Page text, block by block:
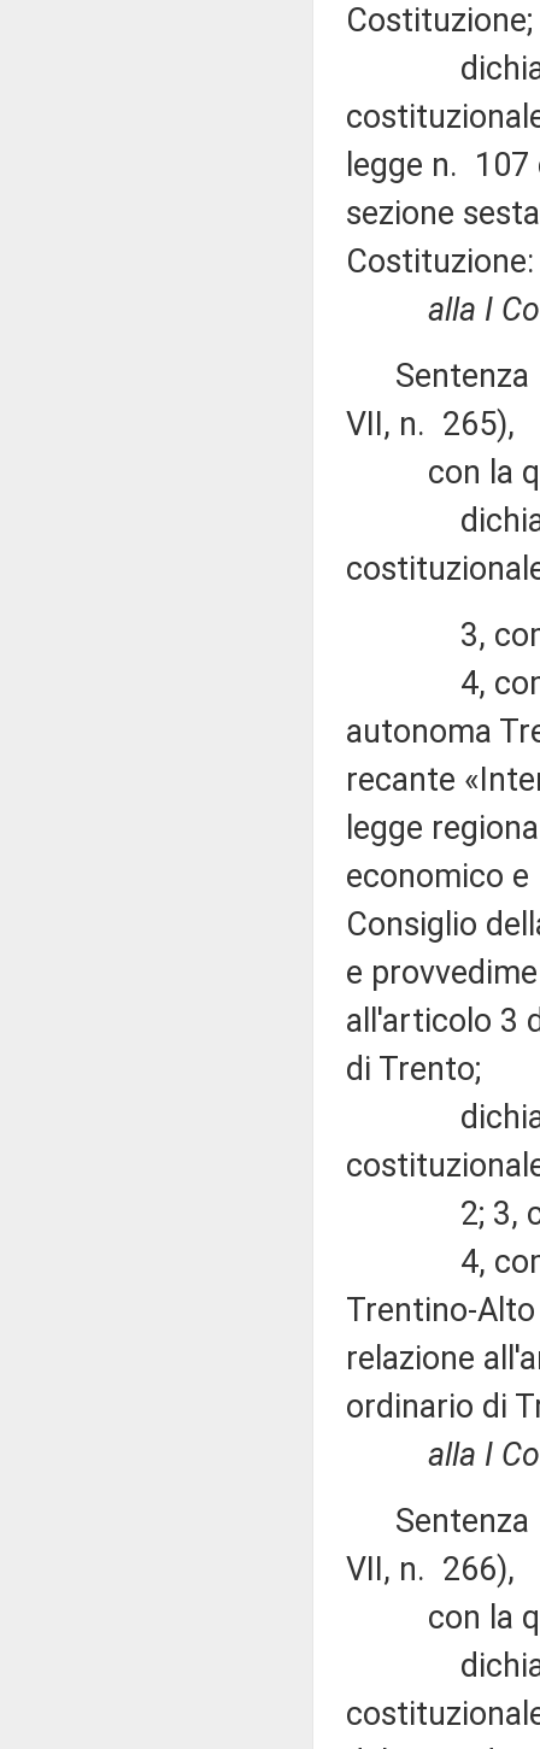
Costituzione;
dichiara
legge n.
sezione
Costituzione:
alla I
Sentenza
VII, n. 265),
con la
dichiara
3,
4, comma
autonoma
recante
legge
economico e
Consiglio
e
all'articolo 3
di Trento;
dichiara
2; 3,
4, commi
Trentino-
relazione
ordinario di
alla I
Sentenza
VII, n. 266),
con la
dichiara